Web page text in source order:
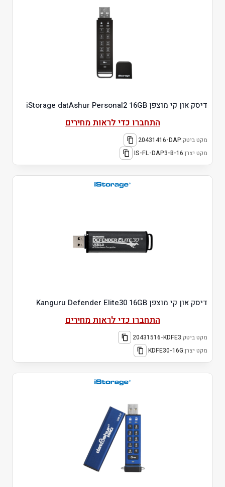
דיסק און קי מוצפן iStorage datAshur Personal2 16GB
התחברו כדי לראות מחירים
מקט ביטק:20431416-DAP
מקט יצרן:IS-FL-DAP3-B-16
דיסק און קי מוצפן Kanguru Defender Elite30 16GB
התחברו כדי לראות מחירים
מקט ביטק:20431516-KDFE3
מקט יצרן:KDFE30-16G